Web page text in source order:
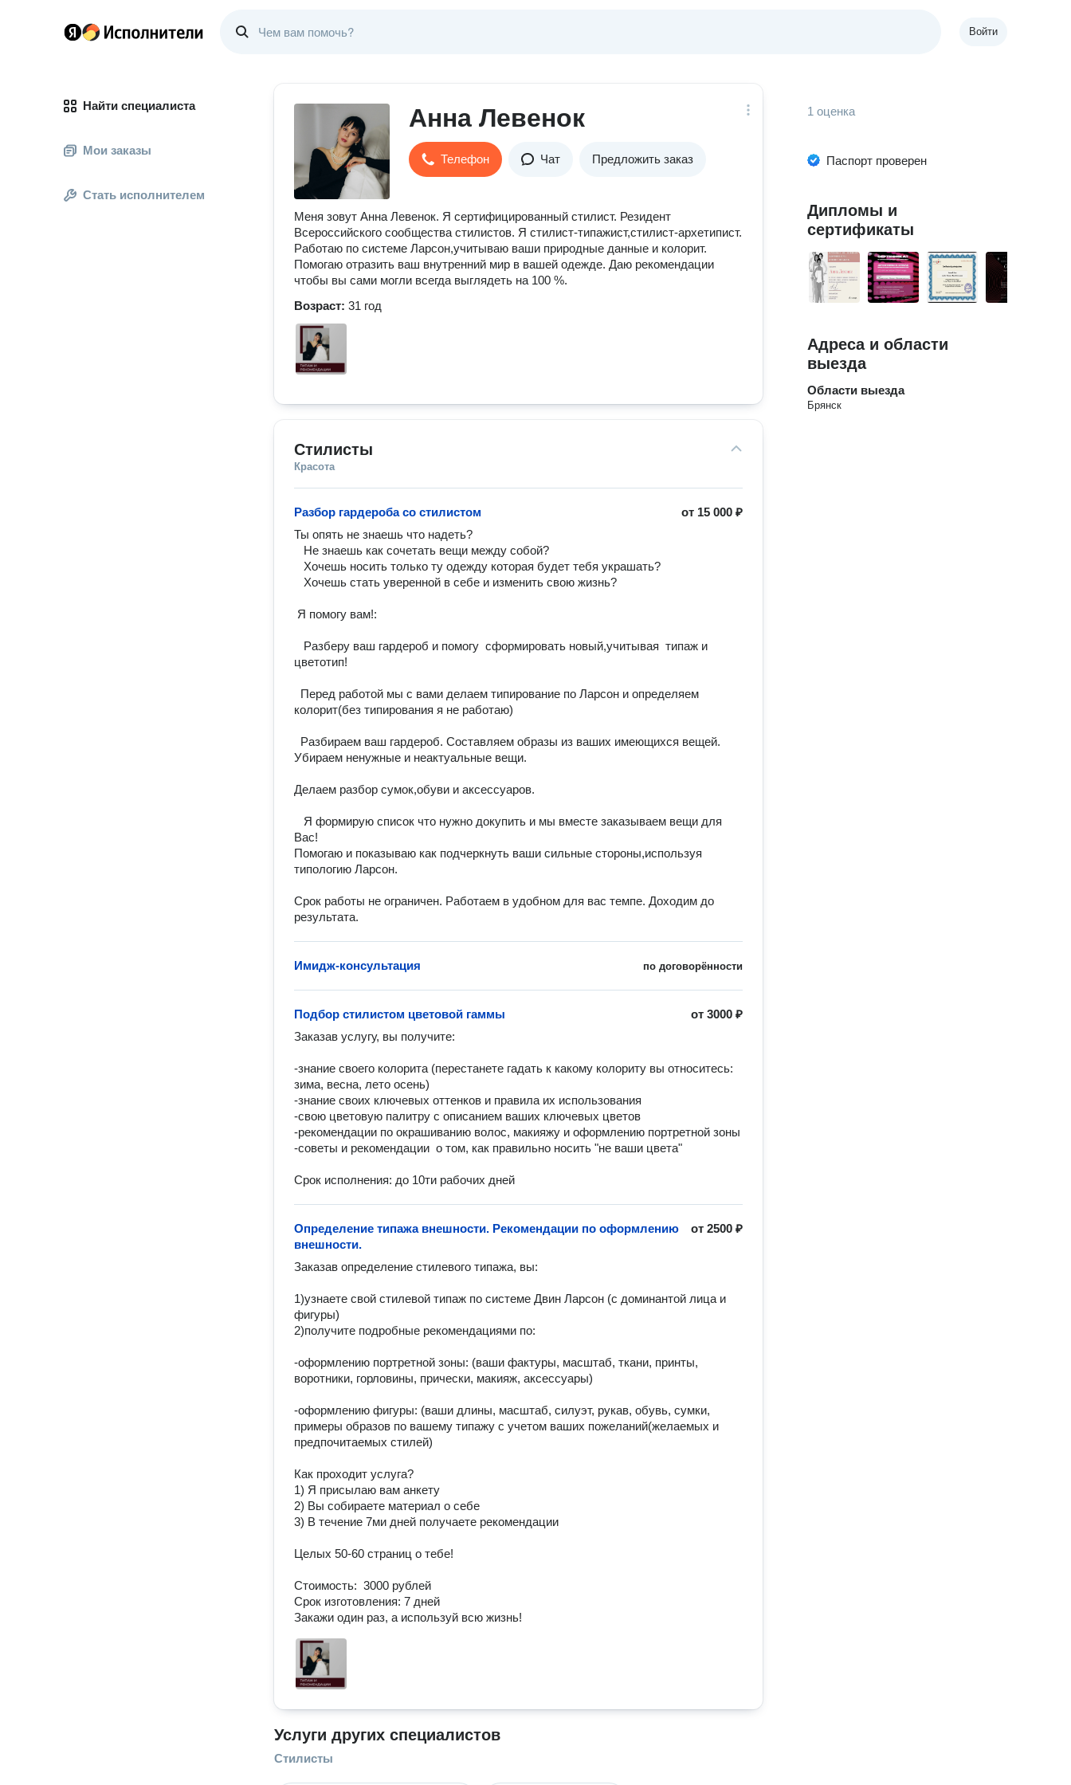
Войти
Найти специалиста
Мои заказы
Стать исполнителем
Анна Левенок
Телефон Чат Предложить заказ
Меня зовут Анна Левенок. Я сертифицированный стилист. Резидент
Всероссийского сообщества стилистов. Я стилист-типажист,стилист-архетипист.
Работаю по системе Ларсон,учитываю ваши природные данные и колорит.
Помогаю отразить ваш внутренний мир в вашей одежде. Даю рекомендации
чтобы вы сами могли всегда выглядеть на 100 %.
Возраст: 31 год
Стилисты
Красота
от 15 000 ₽
Разбор гардероба со стилистом
Ты опять не знаешь что надеть?
цветотип!
колорит(без типирования я не работаю)
Убираем ненужные и неактуальные вещи.
Делаем разбор сумок,обуви и аксессуаров.
Вас!
Помогаю и показываю как подчеркнуть ваши сильные стороны,используя
типологию Ларсон.
Срок работы не ограничен. Работаем в удобном для вас темпе. Доходим до
результата.
по договорённости
Имидж-консультация
от3000 ₽
Подбор стилистом цветовой гаммы
Заказав услугу, вы получите:
-знание своего колорита (перестанете гадать к какому колориту вы относитесь:
зима, весна, лето осень)
-знание своих ключевых оттенков и правила их использования
-свою цветовую палитру с описанием ваших ключевых цветов
-рекомендации по окрашиванию волос, макияжу и оформлению портретной зоны
-советы и рекомендации  о том, как правильно носить "не ваши цвета"
Срок исполнения: до 10ти рабочих дней
от2500 ₽
Определение типажа внешности. Рекомендации по оформлению
внешности.
Заказав определение стилевого типажа, вы:
1)узнаете свой стилевой типаж по системе Двин Ларсон (с доминантой лица и
фигуры)
2)получите подробные рекомендациями по:
-оформлению портретной зоны: (ваши фактуры, масштаб, ткани, принты,
воротники, горловины, прически, макияж, аксессуары)
-оформлению фигуры: (ваши длины, масштаб, силуэт, рукав, обувь, сумки,
примеры образов по вашему типажу с учетом ваших пожеланий(желаемых и
предпочитаемых стилей)
Как проходит услуга?
1) Я присылаю вам анкету
2) Вы собираете материал о себе
3) В течение 7ми дней получаете рекомендации
Целых 50-60 страниц о тебе!
Стоимость:  3000 рублей
Срок изготовления: 7 дней
Закажи один раз, а используй всю жизнь!
Услуги других специалистов
Стилисты
1 оценка
Паспорт проверен
Дипломы и
сертификаты
Адреса и области
выезда
Области выезда
Брянск